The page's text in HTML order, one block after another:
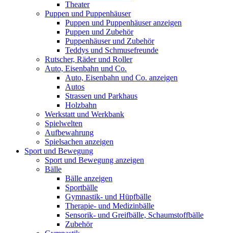
Theater
Puppen und Puppenhäuser
Puppen und Puppenhäuser anzeigen
Puppen und Zubehör
Puppenhäuser und Zubehör
Teddys und Schmusefreunde
Rutscher, Räder und Roller
Auto, Eisenbahn und Co.
Auto, Eisenbahn und Co. anzeigen
Autos
Strassen und Parkhaus
Holzbahn
Werkstatt und Werkbank
Spielwelten
Aufbewahrung
Spielsachen anzeigen
Sport und Bewegung
Sport und Bewegung anzeigen
Bälle
Bälle anzeigen
Sportbälle
Gymnastik- und Hüpfbälle
Therapie- und Medizinbälle
Sensorik- und Greifbälle, Schaumstoffbälle
Zubehör